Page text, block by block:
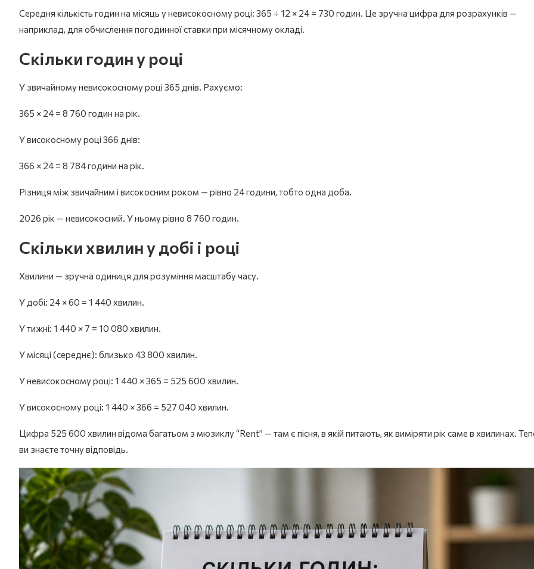
Середня кількість годин на місяць у невисокосному році: 365 ÷ 12 × 24 = 730 годин. Це зручна цифра для розрахунків —
наприклад, для обчислення погодинної ставки при місячному окладі.
Скільки годин у році
У звичайному невисокосному році 365 днів. Рахуємо:
365 × 24 = 8 760 годин на рік.
У високосному році 366 днів:
366 × 24 = 8 784 години на рік.
Різниця між звичайним і високосним роком — рівно 24 години, тобто одна доба.
2026 рік — невисокосний. У ньому рівно 8 760 годин.
Скільки хвилин у добі і році
Хвилини — зручна одиниця для розуміння масштабу часу.
У добі: 24 × 60 = 1 440 хвилин.
У тижні: 1 440 × 7 = 10 080 хвилин.
У місяці (середнє): близько 43 800 хвилин.
У невисокосному році: 1 440 × 365 = 525 600 хвилин.
У високосному році: 1 440 × 366 = 527 040 хвилин.
Цифра 525 600 хвилин відома багатьом з мюзиклу “Rent” — там є пісня, в якій питають, як виміряти рік саме в хвилинах.
ви знаєте точну відповідь.